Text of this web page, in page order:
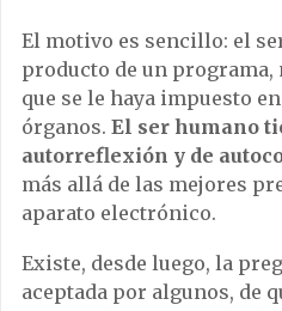
El motivo es sencillo: el
producto de un programa,
que se le haya impuesto
órganos. El ser humano
autorreflexión y de
más allá de las mejores
aparato electrónico.
Existe, desde luego, la
aceptada por algunos, de